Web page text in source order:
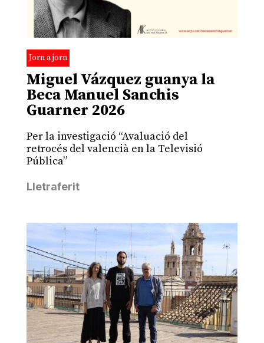
Jorn a jorn
Miguel Vázquez guanya la
Beca Manuel Sanchis
Guarner 2026
Per la investigació “Avaluació del
retrocés del valencià en la Televisió
Pública”
Lletraferit